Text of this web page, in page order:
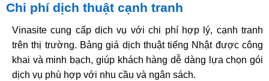
Chi phí dịch thuật cạnh tranh
Vinasite cung cấp dịch vụ với chi phí hợp lý, cạnh tranh
trên thị trường. Bảng giá dịch thuật tiếng Nhật được công
khai và minh bạch, giúp khách hàng dễ dàng lựa chọn gói
dịch vụ phù hợp với nhu cầu và ngân sách.